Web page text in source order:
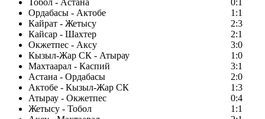
Тобол - Астана
0:1
Ордабасы - Актобе
1:1
Кайрат - Жетысу
2:3
Кайсар - Шахтер
2:1
Окжетпес - Аксу
3:0
Кызыл-Жар СК - Атырау
1:0
Махтаарал - Каспий
3:1
Астана - Ордабасы
2:0
Актобе - Кызыл-Жар СК
1:3
Атырау - Окжетпес
0:4
Жетысу - Тобол
1:1